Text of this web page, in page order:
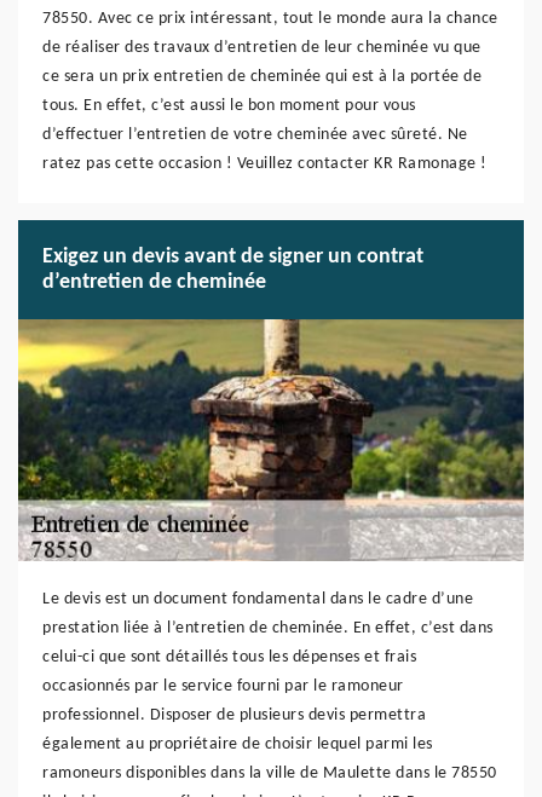
78550. Avec ce prix intéressant, tout le monde aura la chance
de réaliser des travaux d’entretien de leur cheminée vu que
ce sera un prix entretien de cheminée qui est à la portée de
tous. En effet, c’est aussi le bon moment pour vous
d’effectuer l’entretien de votre cheminée avec sûreté. Ne
ratez pas cette occasion ! Veuillez contacter KR Ramonage !
Exigez un devis avant de signer un contrat
d’entretien de cheminée
Le devis est un document fondamental dans le cadre d’une
prestation liée à l’entretien de cheminée. En effet, c’est dans
celui-ci que sont détaillés tous les dépenses et frais
occasionnés par le service fourni par le ramoneur
professionnel. Disposer de plusieurs devis permettra
également au propriétaire de choisir lequel parmi les
ramoneurs disponibles dans la ville de Maulette dans le 78550